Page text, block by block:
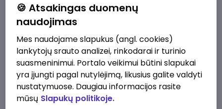
prieš 38 min.
Turto apskaitos vadybininkė (-as)
Amber Grid Vilnius
2400 - 2600 €/mėn. Prieš mokesčius
🍪 Atsakingas duomenų
naudojimas
Mes naudojame slapukus (angl. cookies)
lankytojų srauto analizei, rinkodarai ir turinio
suasmeninimui. Portalo veikimui būtini slapukai
yra įjungti pagal nutylėjimą, likusius galite valdyti
nustatymuose. Daugiau informacijos rasite
mūsų Slapukų politikoje.